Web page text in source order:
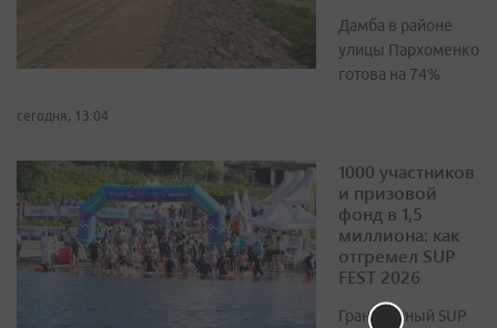
Дамба в районе
улицы Пархоменко
готова на 74%
сегодня, 13:04
1000 участников
и призовой
фонд в 1,5
миллиона: как
отгремел SUP
FEST 2026
Грандиозный SUP